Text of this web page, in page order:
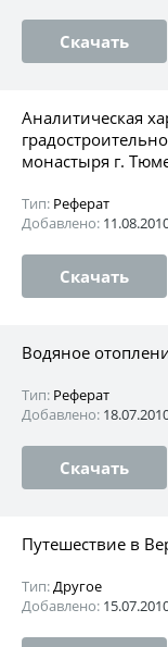
Скачать
Аналитическая
монастыря г.
Тип: Реферат
Добавлено:
Скачать
Водяное
Тип: Реферат
Добавлено:
Скачать
Путешествие в
Тип:Другое
Добавлено: